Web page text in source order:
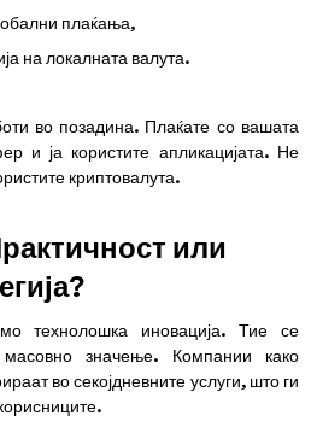
плаќања,
на локалната валута.
во позадина. Плаќате со вашата
и ја користите апликацијата. Не
криптовалута.
или
технолошка иновација. Тие се
значење. Компании како
во секојдневните услуги, што ги